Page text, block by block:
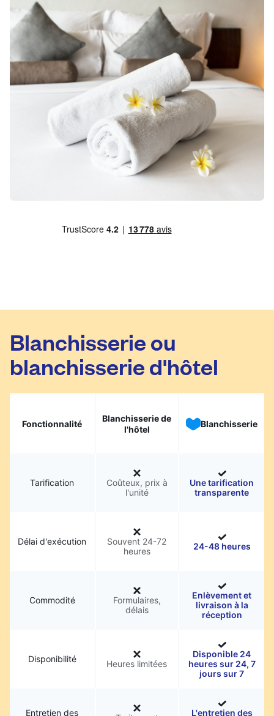
Blanchisserie ou
blanchisserie d'hôtel
Fonctionnalité
Blanchisserie de
l'hôtel
Blanchisserie
Tarification
Coûteux, prix à
l'unité
Une tarification
transparente
Délai d'exécution
Souvent 24-72
heures
24-48 heures
Commodité
Formulaires,
délais
Enlèvement et
livraison à la
réception
Disponibilité Heures limitées
Disponible 24
heures sur 24, 7
jours sur 7
Entretien des L'entretien des